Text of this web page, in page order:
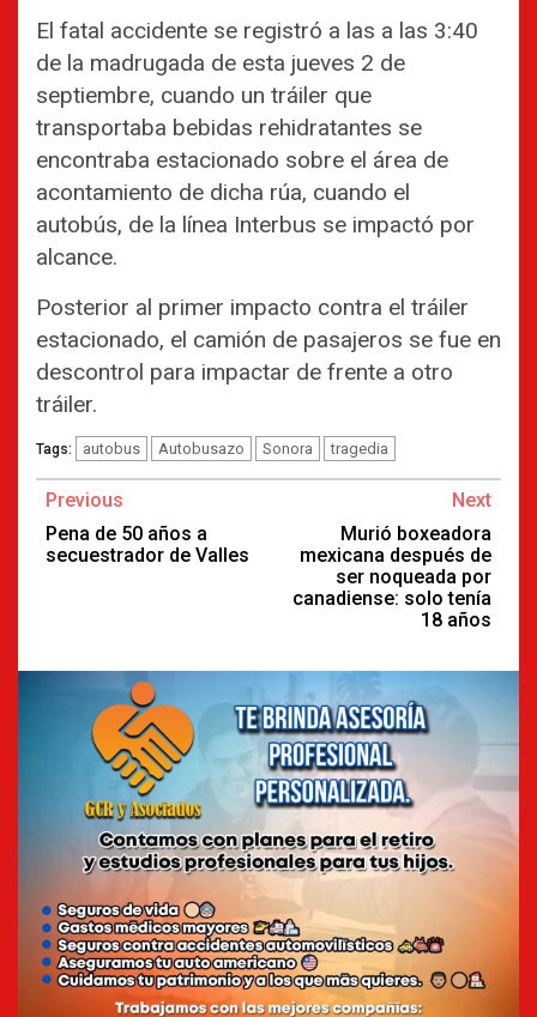
El fatal accidente se registró a las a las 3:40
de la madrugada de esta jueves 2 de
septiembre, cuando un tráiler que
transportaba bebidas rehidratantes se
encontraba estacionado sobre el área de
acontamiento de dicha rúa, cuando el
autobús, de la línea Interbus se impactó por
alcance.
Posterior al primer impacto contra el tráiler
estacionado, el camión de pasajeros se fue en
descontrol para impactar de frente a otro
tráiler.
Tags: autobus Autobusazo Sonora tragedia
Continue
Reading
Previous
Pena de 50 años a
secuestrador de Valles
Next
Murió boxeadora
mexicana después de
ser noqueada por
canadiense: solo tenía
18 años